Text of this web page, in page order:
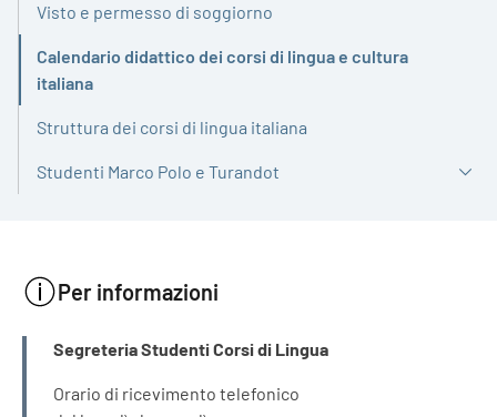
Visto e permesso di soggiorno
Calendario didattico dei corsi di lingua e cultura
italiana
Attivo
Struttura dei corsi di lingua italiana
Studenti Marco Polo e Turandot
Per informazioni
INFORMAZIONI
Segreteria Studenti Corsi di Lingua
Orario di ricevimento telefonico